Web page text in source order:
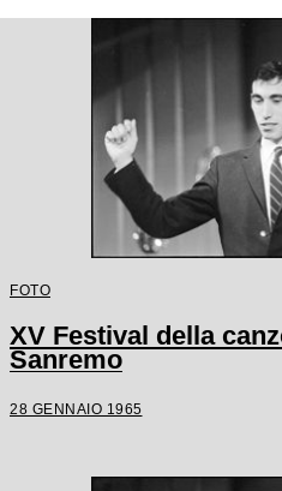
FOTO
XV Festival della
Sanremo
28 GENNAIO 1965